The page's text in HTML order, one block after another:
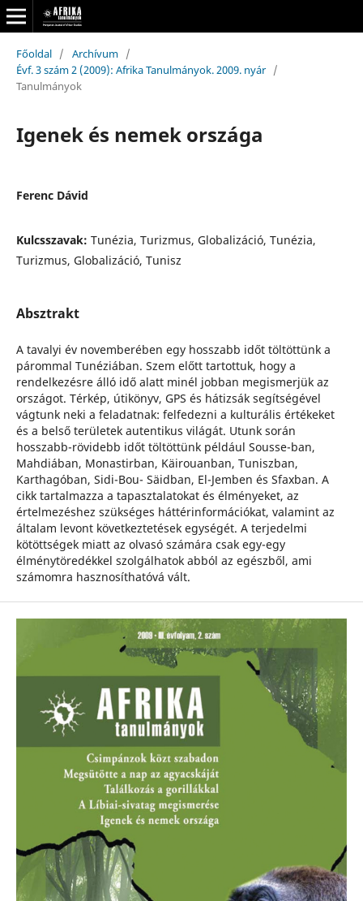
Főoldal / Archívum /
Évf. 3 szám 2 (2009): Afrika Tanulmányok. 2009. nyár /
Tanulmányok
Igenek és nemek országa
Ferenc Dávid
Kulcsszavak: Tunézia, Turizmus, Globalizáció, Tunézia,
Turizmus, Globalizáció, Tunisz
Absztrakt
A tavalyi év novemberében egy hosszabb időt töltöttünk a
párommal Tunéziában. Szem előtt tartottuk, hogy a
rendelkezésre álló idő alatt minél jobban megismerjük az
országot. Térkép, útikönyv, GPS és hátizsák segítségével
vágtunk neki a feladatnak: felfedezni a kulturális értékeket
és a belső területek autentikus világát. Utunk során
hosszabb-rövidebb időt töltöttünk például Sousse-ban,
Mahdiában, Monastirban, Käirouanban, Tuniszban,
Karthagóban, Sidi-Bou- Säidban, El-Jemben és Sfaxban. A
cikk tartalmazza a tapasztalatokat és élményeket, az
értelmezéshez szükséges háttérinformációkat, valamint az
általam levont következtetések egységét. A terjedelmi
kötöttségek miatt az olvasó számára csak egy-egy
élménytöredékkel szolgálhatok abból az egészből, ami
számomra hasznosíthatóvá vált.